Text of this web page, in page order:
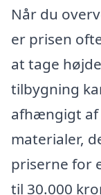
Når du
er prisen
at tage
tilbygning
afhængigt af
materialer,
priserne for
til 30.000